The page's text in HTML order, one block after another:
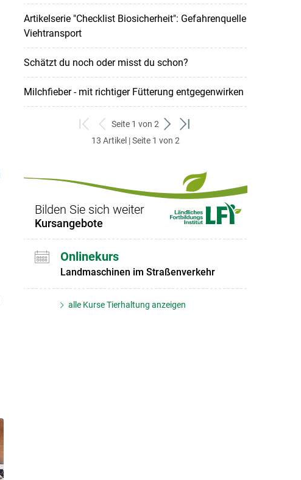
Artikelserie "Checklist Biosicherheit": Gefahrenquelle
Viehtransport
Schätzt du noch oder misst du schon?
Milchfieber - mit richtiger Fütterung entgegenwirken
zum
ersten
zurück
zum
Seite 1 von 2
weiter
zum
zum
13 Artikel | Seite 1 von 2
Bilden Sie sich weiter
Kursangebote
Onlinekurs
Landmaschinen im Straßenverkehr
alle Kurse Tierhaltung anzeigen